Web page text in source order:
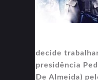
decide
presidência
De Almeida)